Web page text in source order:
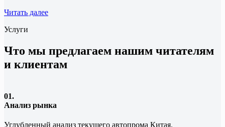
Читать далее
Услуги
Что мы предлагаем нашим читателям
и клиентам
01.
Анализ рынка
Углубленный анализ текущего автопрома Китая.